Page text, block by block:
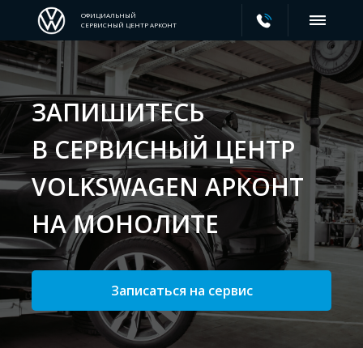
ОФИЦИАЛЬНЫЙ
СЕРВИСНЫЙ ЦЕНТР АРКОНТ
ЗАПИШИТЕСЬ
В СЕРВИСНЫЙ ЦЕНТР
VOLKSWAGEN АРКОНТ
НА МОНОЛИТЕ
Записаться на сервис